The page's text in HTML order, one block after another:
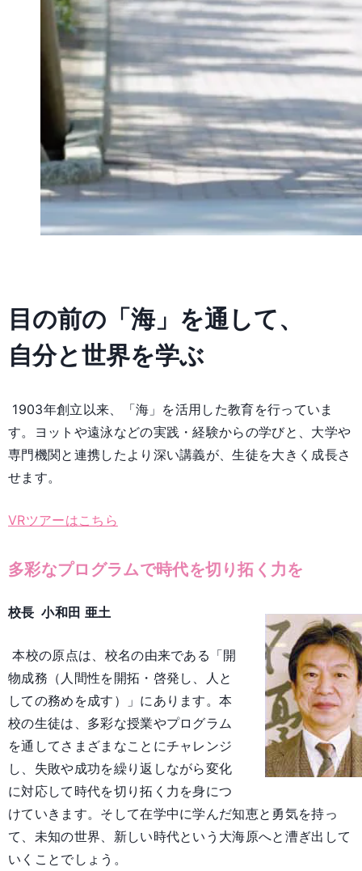
目の前の「海」を通して、
自分と世界を学ぶ
1903年創立以来、「海」を活用した教育を行っていま
す。ヨットや遠泳などの実践・経験からの学びと、大学や
専門機関と連携したより深い講義が、生徒を大きく成長さ
せます。
VRツアーはこちら
多彩なプログラムで時代を切り拓く力を
校長 小和田 亜土
本校の原点は、校名の由来である「開
物成務（人間性を開拓・啓発し、人と
しての務めを成す）」にあります。本
校の生徒は、多彩な授業やプログラム
を通してさまざまなことにチャレンジ
し、失敗や成功を繰り返しながら変化
に対応して時代を切り拓く力を身につ
けていきます。そして在学中に学んだ知恵と勇気を持っ
て、未知の世界、新しい時代という大海原へと漕ぎ出して
いくことでしょう。